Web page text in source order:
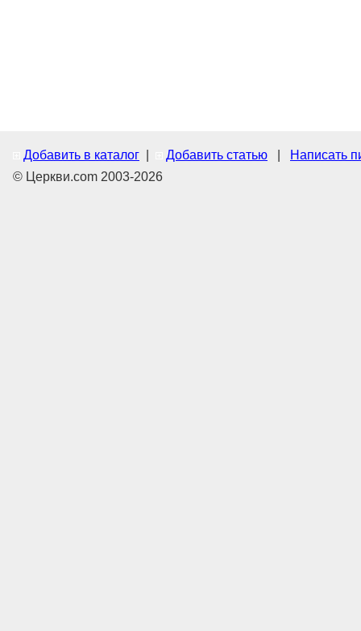
Добавить в каталог Добавить статью
Написать
© Церкви.com 2003-2026